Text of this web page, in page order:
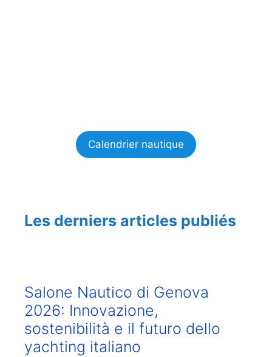
Calendrier nautique
Les derniers articles publiés
Salone Nautico di Genova
2026: Innovazione,
sostenibilità e il futuro dello
yachting italiano